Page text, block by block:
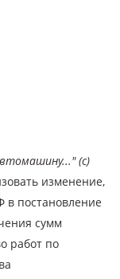
(с)
изменение,
в постановление
сумм
работ по